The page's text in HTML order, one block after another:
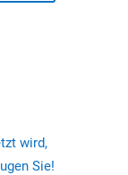
wird,
Sie!